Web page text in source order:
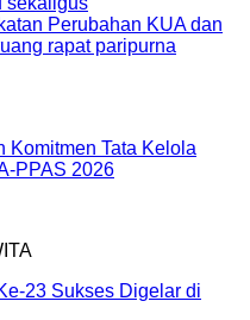
Komitmen Tata Kelola
PPAS 2026
23 Sukses Digelar di